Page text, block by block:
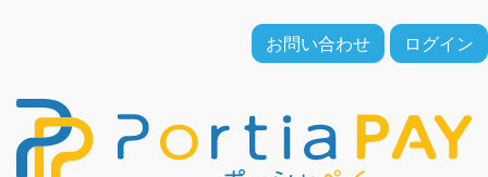
お問い合わせ ログイン